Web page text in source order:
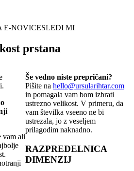
E-NOVICESLEDI MI
prstana
vam ali
Še vedno niste prepričani?
Pišite na hello@ursularihtar.com
in pomagala vam bom izbrati
ustrezno velikost. V primeru, da
vam številka vseeno ne bi
ustrezala, jo z veseljem
prilagodim naknadno.
RAZPREDELNICA
DIMENZIJ